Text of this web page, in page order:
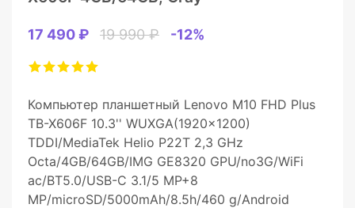
17 490 ₽ 19 990 ₽ -12%
Компьютер планшетный Lenovo M10 FHD Plus
TB-X606F 10.3'' WUXGA(1920x1200)
TDDI/MediaTek Helio P22T 2,3 GHz
Octa/4GB/64GB/IMG GE8320 GPU/no3G/WiFi
ac/BT5.0/USB-C 3.1/5 MP+8
MP/microSD/5000mAh/8.5h/460 g/Android